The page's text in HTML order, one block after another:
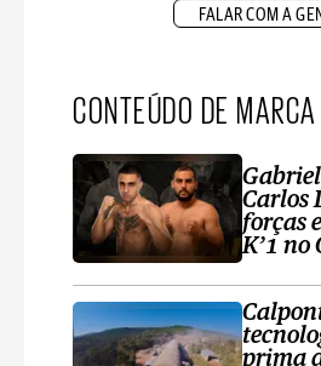
FALAR COM A
CONTEÚDO DE MARCA
Carlos
forças
K’1 no
prima